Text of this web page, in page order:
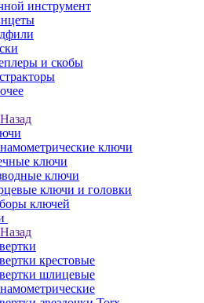
инструмент
и скобы
Назад
ключи
ключи
ключи
ключи и головки
ключей
Назад
крестовые
шлицевые